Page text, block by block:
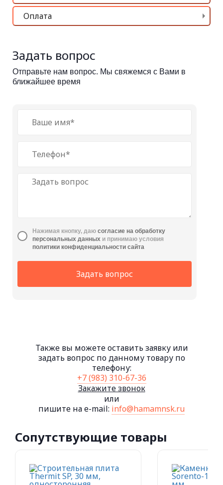
Оплата
Задать вопрос
Отправьте нам вопрос. Мы свяжемся с Вами в
ближайшее время
Нажимая кнопку, даю cогласие на обработку
персональных данных и принимаю условия
политики конфиденциальности сайта
Задать вопрос
Также вы можете оставить заявку или
задать вопрос по данному товару по
телефону:
+7 (983) 310-67-36
Закажите звонок
или
пишите на e-mail: info@hamamnsk.ru
Сопутствующие товары